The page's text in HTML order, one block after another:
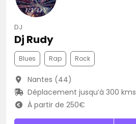
DJ
Dj Rudy
Blues Rap Rock
Nantes (44)
Déplacement jusqu’à 300 kms
À partir de 250€